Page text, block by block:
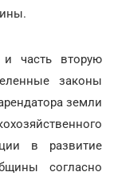
и часть вторую
законы
земли
в развитие
согласно